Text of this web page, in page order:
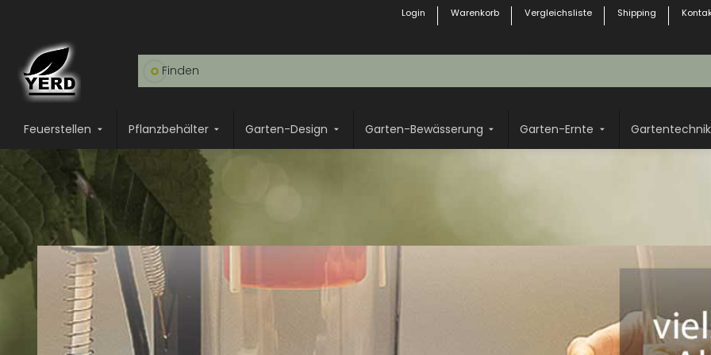
Login Warenkorb Vergleichsliste Shipping
Feuerstellen Pflanzbehälter Garten-Design Garten-Bewässerung Garten-Ernte Gartentechnik